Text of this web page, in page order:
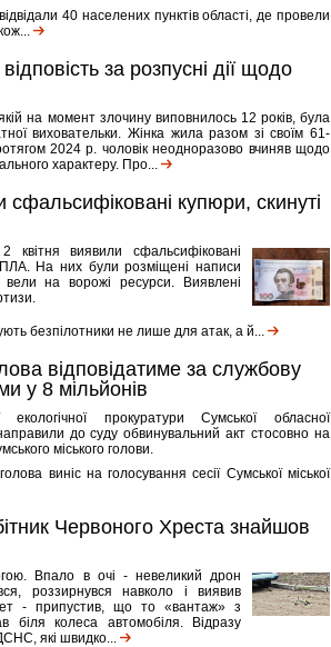
40 населених пунктів області, де провели
за розпусні дії щодо
на момент злочину виповнилось 12 років, була
виховательки. Жінка жила разом зі своїм 61-
2024 р. чоловік неодноразово вчиняв щодо
характеру. Про...
купюри, скинуті
виявили сфальсифіковані
На них були розміщені написи
на ворожі ресурси. Виявлені
безпілотники не лише для атак, а й...
відповідатиме за службову
у 8 мільйонів
екологічної прокуратури Сумської обласної
до суду обвинувальний акт стосовно на
міського голови.
виніс на голосування сесії Сумської міської
Червоного Хреста знайшов
Впало в очі - невеликий дрон
роззирнувся навколо і виявив
- припустив, що то «вантаж» з
біля колеса автомобіля. Відразу
які швидко...